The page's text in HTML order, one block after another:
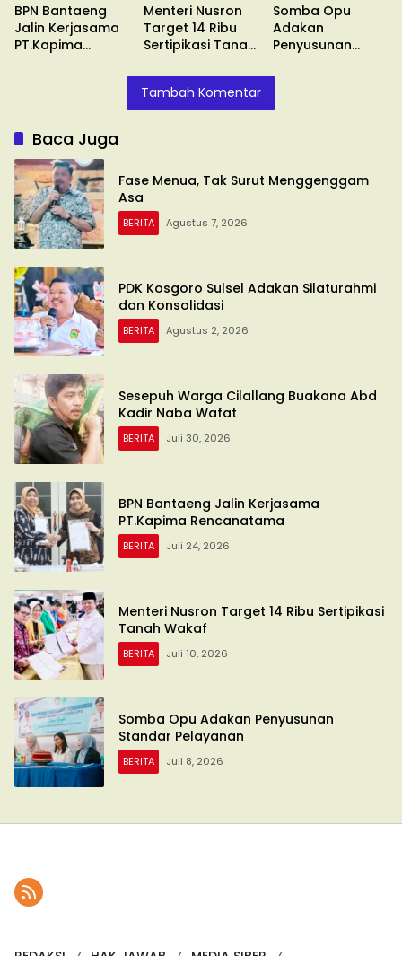
BPN Bantaeng
Jalin Kerjasama
PT.Kapima
Menteri Nusron
Target 14 Ribu
Sertipikasi Tanah
Somba Opu
Adakan
Penyusunan
Pelayanan
Tambah Komentar
Baca Juga
Fase Menua, Tak Surut Menggenggam
Asa
BERITA Agustus 7, 2026
PDK Kosgoro Sulsel Adakan Silaturahmi
dan Konsolidasi
BERITA Agustus 2, 2026
Sesepuh Warga Cilallang Buakana Abd
Kadir Naba Wafat
BERITA Juli 30, 2026
BPN Bantaeng Jalin Kerjasama
PT.Kapima Rencanatama
BERITA Juli 24, 2026
Menteri Nusron Target 14 Ribu Sertipikasi
Tanah Wakaf
BERITA Juli 10, 2026
Somba Opu Adakan Penyusunan
Standar Pelayanan
BERITA Juli 8, 2026